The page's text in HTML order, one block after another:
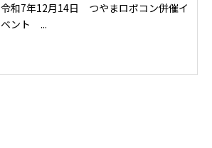
令和7年12月14日 つやまロボコン併催イ
ベント ...